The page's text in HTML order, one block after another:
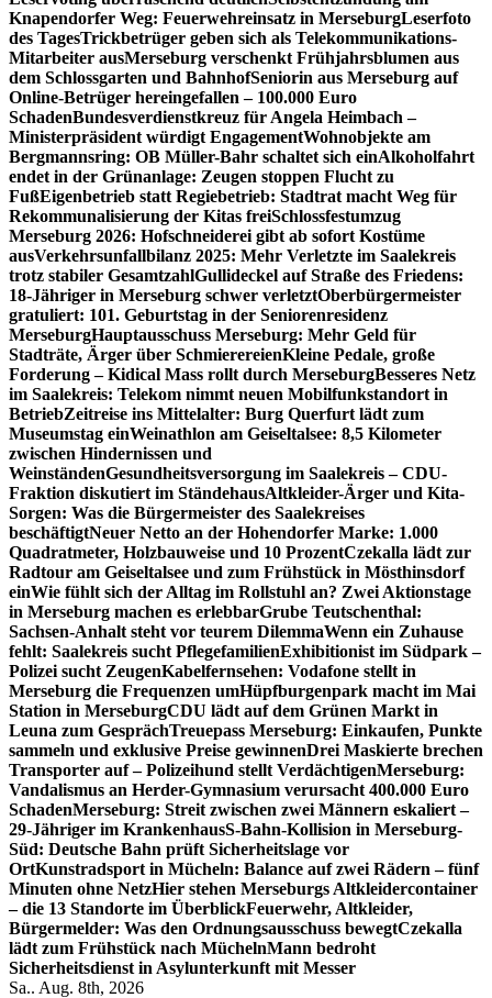
Knapendorfer Weg: Feuerwehreinsatz in MerseburgLeserfoto
des TagesTrickbetrüger geben sich als Telekommunikations-
Mitarbeiter ausMerseburg verschenkt Frühjahrsblumen aus
dem Schlossgarten und BahnhofSeniorin aus Merseburg auf
Online-Betrüger hereingefallen – 100.000 Euro
SchadenBundesverdienstkreuz für Angela Heimbach –
Ministerpräsident würdigt EngagementWohnobjekte am
Bergmannsring: OB Müller-Bahr schaltet sich einAlkoholfahrt
endet in der Grünanlage: Zeugen stoppen Flucht zu
FußEigenbetrieb statt Regiebetrieb: Stadtrat macht Weg für
Rekommunalisierung der Kitas freiSchlossfestumzug
Merseburg 2026: Hofschneiderei gibt ab sofort Kostüme
ausVerkehrsunfallbilanz 2025: Mehr Verletzte im Saalekreis
trotz stabiler GesamtzahlGullideckel auf Straße des Friedens:
18-Jähriger in Merseburg schwer verletztOberbürgermeister
gratuliert: 101. Geburtstag in der Seniorenresidenz
MerseburgHauptausschuss Merseburg: Mehr Geld für
Stadträte, Ärger über SchmierereienKleine Pedale, große
Forderung – Kidical Mass rollt durch MerseburgBesseres Netz
im Saalekreis: Telekom nimmt neuen Mobilfunkstandort in
BetriebZeitreise ins Mittelalter: Burg Querfurt lädt zum
Museumstag einWeinathlon am Geiseltalsee: 8,5 Kilometer
zwischen Hindernissen und
WeinständenGesundheitsversorgung im Saalekreis – CDU-
Fraktion diskutiert im StändehausAltkleider-Ärger und Kita-
Sorgen: Was die Bürgermeister des Saalekreises
beschäftigtNeuer Netto an der Hohendorfer Marke: 1.000
Quadratmeter, Holzbauweise und 10 ProzentCzekalla lädt zur
Radtour am Geiseltalsee und zum Frühstück in Mösthinsdorf
einWie fühlt sich der Alltag im Rollstuhl an? Zwei Aktionstage
in Merseburg machen es erlebbarGrube Teutschenthal:
Sachsen-Anhalt steht vor teurem DilemmaWenn ein Zuhause
fehlt: Saalekreis sucht PflegefamilienExhibitionist im Südpark –
Polizei sucht ZeugenKabelfernsehen: Vodafone stellt in
Merseburg die Frequenzen umHüpfburgenpark macht im Mai
Station in MerseburgCDU lädt auf dem Grünen Markt in
Leuna zum GesprächTreuepass Merseburg: Einkaufen, Punkte
sammeln und exklusive Preise gewinnenDrei Maskierte brechen
Transporter auf – Polizeihund stellt VerdächtigenMerseburg:
Vandalismus an Herder-Gymnasium verursacht 400.000 Euro
SchadenMerseburg: Streit zwischen zwei Männern eskaliert –
29-Jähriger im KrankenhausS-Bahn-Kollision in Merseburg-
Süd: Deutsche Bahn prüft Sicherheitslage vor
OrtKunstradsport in Mücheln: Balance auf zwei Rädern – fünf
Minuten ohne NetzHier stehen Merseburgs Altkleidercontainer
– die 13 Standorte im ÜberblickFeuerwehr, Altkleider,
Bürgermelder: Was den Ordnungsausschuss bewegtCzekalla
lädt zum Frühstück nach MüchelnMann bedroht
Sicherheitsdienst in Asylunterkunft mit Messer
Sa.. Aug. 8th, 2026